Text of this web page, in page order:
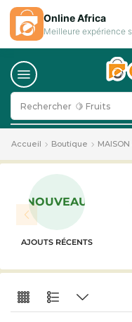
Rechercher 🍋 Fruits
Accueil Boutique MAISON
NOUVEAU
AJOUTS RÉCENTS
Online Africa
Meilleure expérience